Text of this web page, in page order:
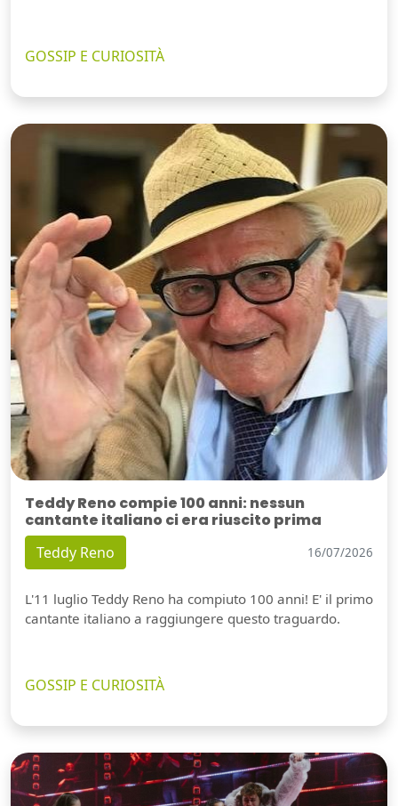
GOSSIP E CURIOSITÀ
Teddy Reno compie 100 anni: nessun
cantante italiano ci era riuscito prima
Teddy Reno 16/07/2026
L'11 luglio Teddy Reno ha compiuto 100 anni! E' il primo
cantante italiano a raggiungere questo traguardo.
GOSSIP E CURIOSITÀ